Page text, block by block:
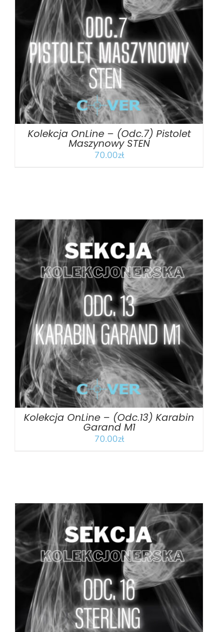
DODAJ DO KOSZYKA / SZCZEGÓŁY
Kolekcja OnLine – (Odc.7) Pistolet
Maszynowy STEN
70.00zł
DODAJ DO KOSZYKA SZCZEGÓŁY
Kolekcja OnLine – (Odc.13) Karabin
Garand M1
70.00zł
DODAJ DO KOSZYKA / SZCZEGÓŁY